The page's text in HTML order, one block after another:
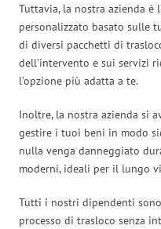
Tuttavia, la nostra azienda
personalizzato basato sulle
di diversi pacchetti di
dell’intervento e sui servizi
l’opzione più adatta a te.
Inoltre, la nostra azienda si
gestire i tuoi beni in modo
nulla venga danneggiato
moderni, ideali per il lungo
Tutti i nostri dipendenti
processo di trasloco senza